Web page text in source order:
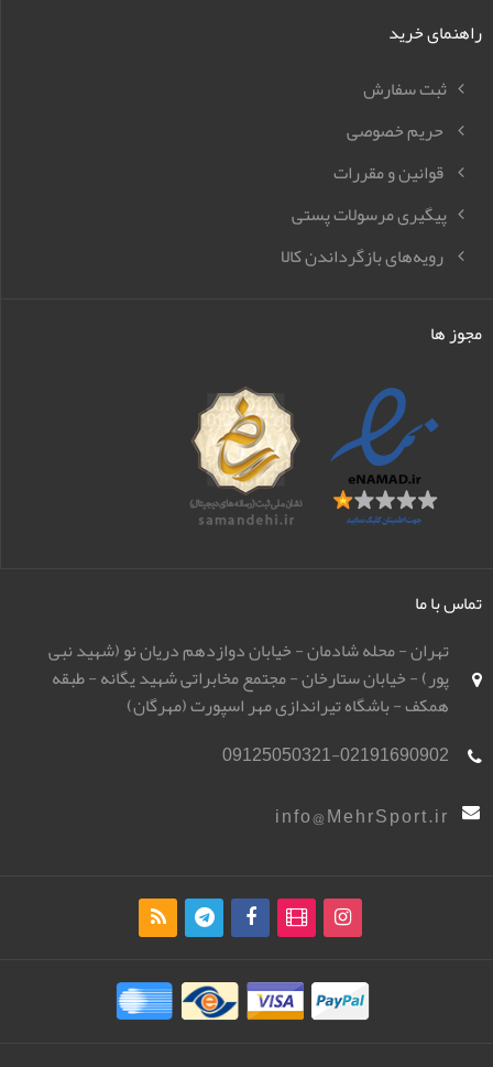
راهنمای خرید
ثبت سفارش
حریم خصوصی
قوانین و مقررات
پیگیری مرسولات پستی
رویه‌های بازگرداندن کالا
مجوز ها
تماس با ما
تهران - محله شادمان - خیابان دوازدهم دریان نو (شهید نبی
پور) - خیابان ستارخان - مجتمع مخابراتی شهید یگانه - طبقه
همکف - باشگاه تیراندازی مهر اسپورت (مهرگان)
09125050321-02191690902
info@MehrSport.ir